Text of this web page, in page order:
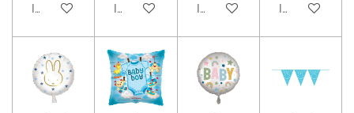
In winkelwagenIn winkelwagenIn winkelwagenIn